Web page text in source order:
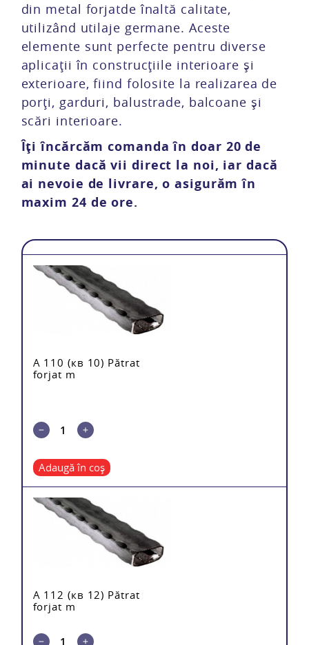
din metal forjatde înaltă calitate,
utilizând utilaje germane. Aceste
elemente sunt perfecte pentru diverse
aplicații în construcțiile interioare și
exterioare, fiind folosite la realizarea de
porți, garduri, balustrade, balcoane și
scări interioare.
Îți încărcăm comanda în doar 20 de
minute dacă vii direct la noi, iar dacă
ai nevoie de livrare, o asigurăm în
maxim 24 de ore.
A 110 (кв 10) Pătrat
forjat m
Adaugă în coș
A 112 (кв 12) Pătrat
forjat m
Total